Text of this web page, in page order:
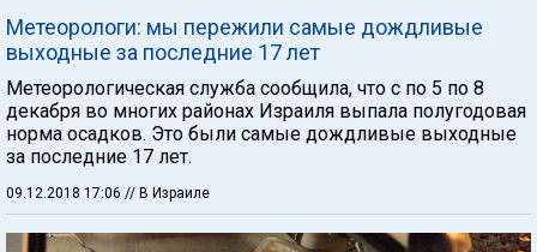
Метеорологи: мы пережили самые дождливые
выходные за последние 17 лет
Метеорологическая служба сообщила, что с по 5 по 8
декабря во многих районах Израиля выпала полугодовая
норма осадков. Это были самые дождливые выходные
за последние 17 лет.
09.12.2018 17:06 // В Израиле